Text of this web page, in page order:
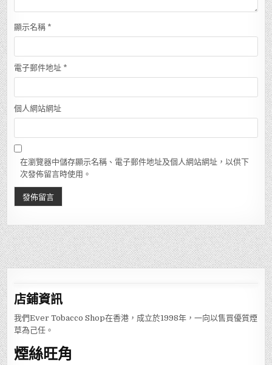
顯示名稱 *
電子郵件地址 *
個人網站網址
在瀏覽器中儲存顯示名稱、電子郵件地址及個人網站網址，以供下
次發佈留言時使用。
店鋪資訊
我們Ever Tobacco Shop在香港，成立於1998年，一向以售買優質煙
草為己任。
煙絲旺角